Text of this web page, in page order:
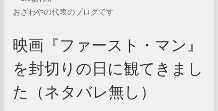
おざわやの代表のブログです
映画『ファースト・マン』
を封切りの日に観てきまし
た（ネタバレ無し）